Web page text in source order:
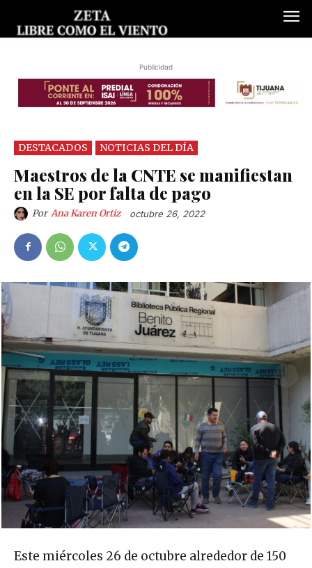
Publicidad
DESTACADOS NOTICIAS DEL DÍA
Maestros de la CNTE se manifiestan
en la SE por falta de pago
Por Ana Karen Ortiz octubre 26, 2022
Este miércoles 26 de octubre alrededor de 150